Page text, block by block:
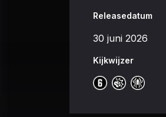
Releasedatum
30 juni 2026
Kijkwijzer